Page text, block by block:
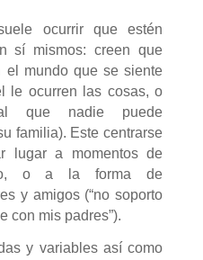
ocurrir que estén
sí mismos: creen que
mundo que se siente
le ocurren las cosas, o
que nadie puede
familia). Este centrarse
lugar a momentos de
o a la forma de
y amigos (“no soporto
con mis padres”).
y variables así como